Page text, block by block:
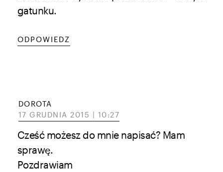
gatunku.
ODPOWIEDZ
DOROTA
17 GRUDNIA 2015 | 10:27
Cześć możesz do mnie napisać? Mam
sprawę.
Pozdrawiam